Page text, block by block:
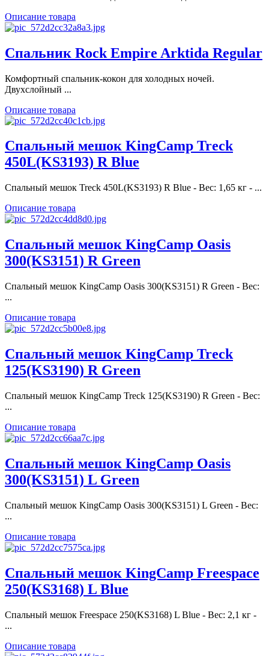
Описание товара
Спальник Rock Empire Arktida Regular
Комфортный спальник-кокон для холодных ночей.
Двухслойный ...
Описание товара
Спальный мешок KingCamp Treck
450L(KS3193) R Blue
Спальный мешок Treck 450L(KS3193) R Blue - Вес: 1,65 кг - ...
Описание товара
Спальный мешок KingCamp Oasis
300(KS3151) R Green
Спальный мешок KingCamp Oasis 300(KS3151) R Green - Вес:
...
Описание товара
Спальный мешок KingCamp Treck
125(KS3190) R Green
Спальный мешок KingCamp Treck 125(KS3190) R Green - Вес:
...
Описание товара
Спальный мешок KingCamp Oasis
300(KS3151) L Green
Спальный мешок KingCamp Oasis 300(KS3151) L Green - Вес:
...
Описание товара
Спальный мешок KingCamp Freespace
250(KS3168) L Blue
Спальный мешок Freespace 250(KS3168) L Blue - Вес: 2,1 кг -
...
Описание товара